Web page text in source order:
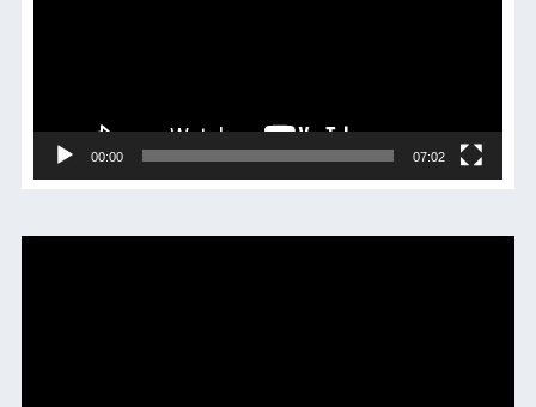
00:00 07:02